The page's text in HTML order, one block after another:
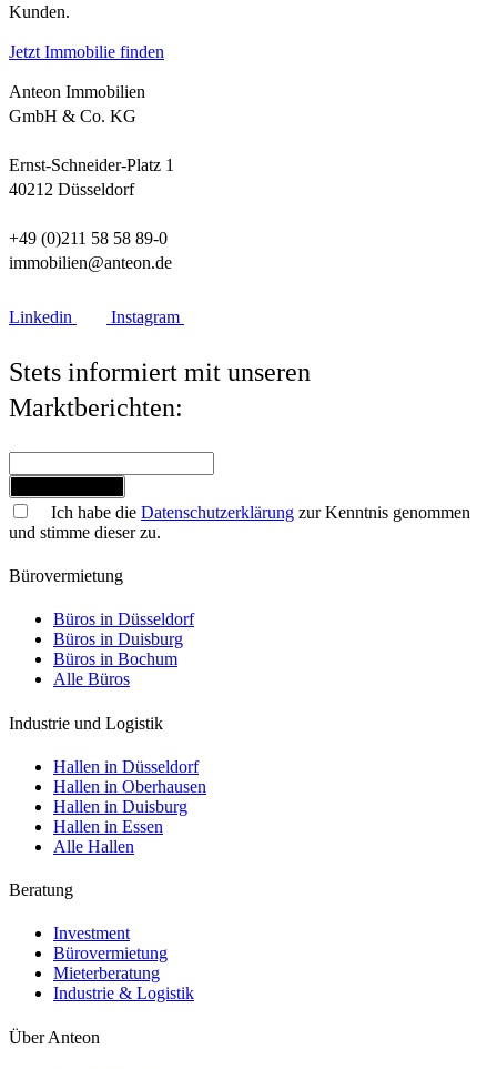
Kunden.
Jetzt Immobilie finden
Anteon Immobilien
GmbH & Co. KG
Ernst-Schneider-Platz 1
40212 Düsseldorf
+49 (0)211 58 58 89-0
immobilien@anteon.de
Linkedin Instagram
Stets informiert mit unseren
Marktberichten:
Ich habe die Datenschutzerklärung zur Kenntnis genommen
und stimme dieser zu.
Bürovermietung
Büros in Düsseldorf
Büros in Duisburg
Büros in Bochum
Alle Büros
Industrie und Logistik
Hallen in Düsseldorf
Hallen in Oberhausen
Hallen in Duisburg
Hallen in Essen
Alle Hallen
Beratung
Investment
Bürovermietung
Mieterberatung
Industrie & Logistik
Über Anteon